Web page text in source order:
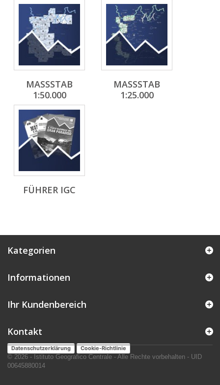
MASSSTAB 1
:50.000
MASSSTAB 1
:25.000
FÜHRER IGC
Kategorien
Informationen
© 2026 - Istituto Geografico Centrale - Alle Rechte vorbehalten - UID
00645880014
Ihr Kundenbereich
Kontakt
Datenschutzerklärung Cookie-Richtlinie